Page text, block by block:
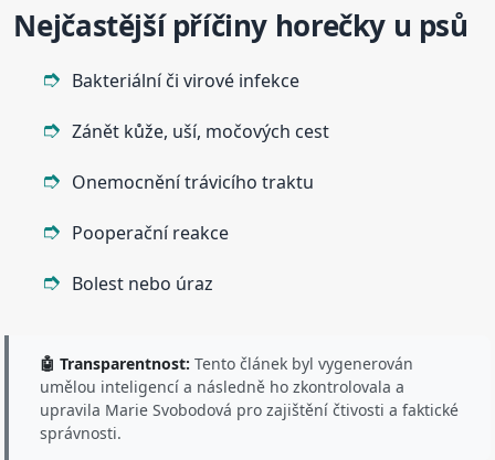
Nejčastější příčiny horečky u psů
Bakteriální či virové infekce
Zánět kůže, uší, močových cest
Onemocnění trávicího traktu
Pooperační reakce
Bolest nebo úraz
🤖 Transparentnost: Tento článek byl vygenerován
umělou inteligencí a následně ho zkontrolovala a
upravila Marie Svobodová pro zajištění čtivosti a faktické
správnosti.